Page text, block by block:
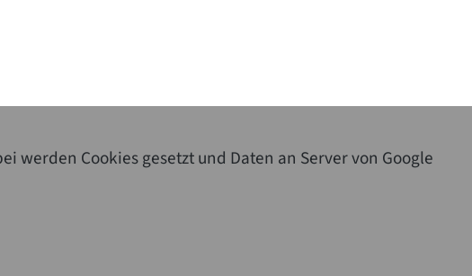
werden Cookies gesetzt und Daten an Server von Google